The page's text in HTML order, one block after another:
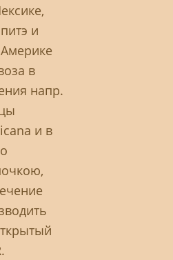
и
в
напр.
и в